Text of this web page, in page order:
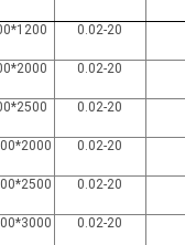
0.02-20
0.02-20
0.02-20
0.02-20
0.02-20
0.02-20